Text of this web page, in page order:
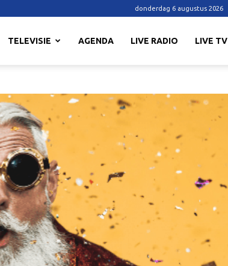
donderdag 6 augustus 2026
TELEVISIE AGENDA LIVE RADIO LIVE TV